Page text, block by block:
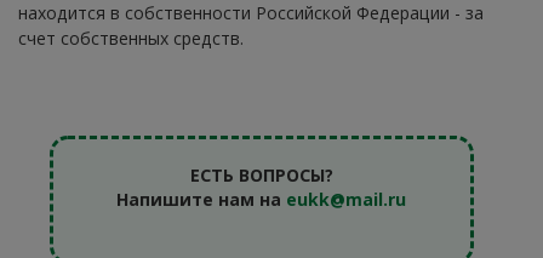
находится в собственности Российской Федерации - за
счет собственных средств.
ЕСТЬ ВОПРОСЫ?
Напишите нам на eukk@mail.ru